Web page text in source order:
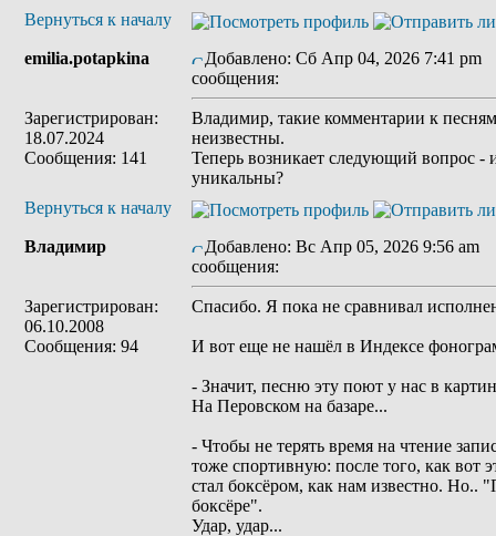
Вернуться к началу
emilia.potapkina
Зарегистрирован:
18.07.2024
Сообщения: 141
Добавлено: Сб Апр 04, 2026 7:41 pm
сообщения:
Владимир, такие комментарии к
неизвестны.
Теперь возникает следующий вопрос -
уникальны?
Вернуться к началу
Владимир
Зарегистрирован:
06.10.2008
Сообщения: 94
Добавлено: Вс Апр 05, 2026 9:56 am
сообщения:
Спасибо. Я пока не сравнивал
И вот еще не нашëл в Индексе
- Значит, песню эту поют у нас в
На Перовском на базаре...
- Чтобы не терять время на чтение
тоже спортивную: после того, как вот
стал боксëром, как нам известно. Но..
боксëре".
Удар, удар...